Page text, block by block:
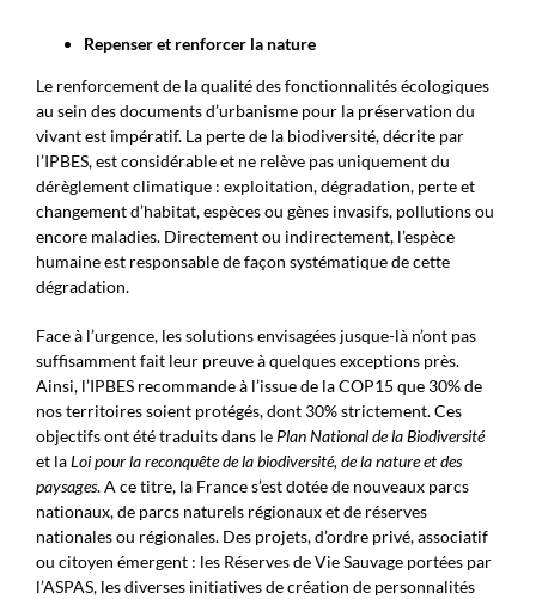
Repenser et renforcer la nature
Le renforcement de la qualité des fonctionnalités écologiques
au sein des documents d’urbanisme pour la préservation du
vivant est impératif. La perte de la biodiversité, décrite par
l’IPBES, est considérable et ne relève pas uniquement du
dérèglement climatique : exploitation, dégradation, perte et
changement d’habitat, espèces ou gènes invasifs, pollutions ou
encore maladies. Directement ou indirectement, l’espèce
humaine est responsable de façon systématique de cette
dégradation.
Face à l’urgence, les solutions envisagées jusque-là n’ont pas
suffisamment fait leur preuve à quelques exceptions près.
Ainsi, l’IPBES recommande à l’issue de la COP15 que 30% de
nos territoires soient protégés, dont 30% strictement. Ces
objectifs ont été traduits dans le Plan National de la Biodiversité
et laLoi pour la reconquête de la biodiversité, de la nature et des
paysages. A ce titre, la France s’est dotée de nouveaux parcs
nationaux, de parcs naturels régionaux et de réserves
nationales ou régionales. Des projets, d’ordre privé, associatif
ou citoyen émergent : les Réserves de Vie Sauvage portées par
l’ASPAS, les diverses initiatives de création de personnalités